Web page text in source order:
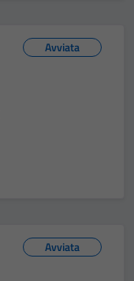
Avviata
Avviata